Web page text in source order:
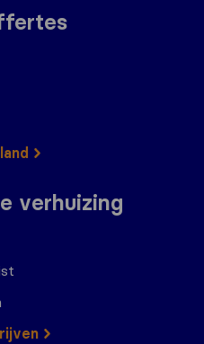
verhuizing